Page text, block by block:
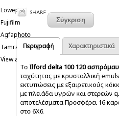
Lowepro
Fujifilm
Agfaphoto
Tamrac
View all
Περιγραφή Χαρακτηριστικά
Το Ilford delta 100 120
ταχύτητας με κρυσταλλική
εκτυπώσεις με εξαιρετικούς
με πλειάδα υγρών και στερεών
αποτελέσματα.Προσφέρει 16
στο 6Χ6.